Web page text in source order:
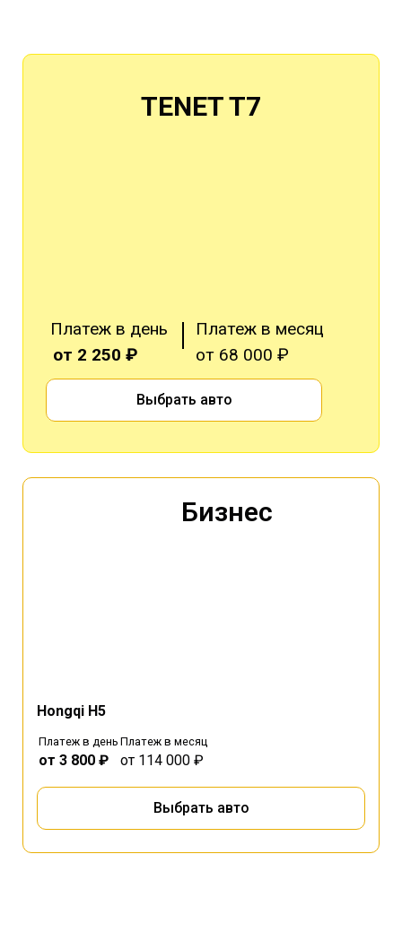
Платеж в месяц
Выбрать авто
от 2 250 ₽ от 68 000 ₽
Платеж в день
TENET T7
Бизнес
Hongqi H5
Платеж в день
от 3 800 ₽
Платеж в месяц
от 114 000 ₽
Выбрать авто